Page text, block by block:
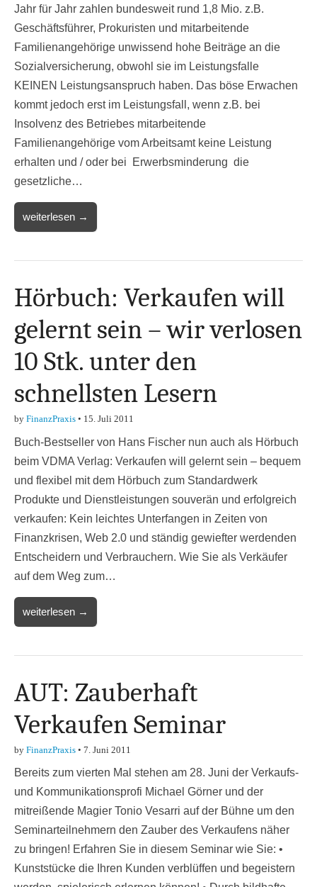
Jahr für Jahr zahlen bundesweit rund 1,8 Mio. z.B.
Geschäftsführer, Prokuristen und mitarbeitende
Familienangehörige unwissend hohe Beiträge an die
Sozialversicherung, obwohl sie im Leistungsfalle
KEINEN Leistungsanspruch haben. Das böse Erwachen
kommt jedoch erst im Leistungsfall, wenn z.B. bei
Insolvenz des Betriebes mitarbeitende
Familienangehörige vom Arbeitsamt keine Leistung
erhalten und / oder bei Erwerbsminderung die
gesetzliche…
weiterlesen →
Hörbuch: Verkaufen will
gelernt sein – wir verlosen
10 Stk. unter den
schnellsten Lesern
by FinanzPraxis • 15. Juli 2011
Buch-Bestseller von Hans Fischer nun auch als Hörbuch
beim VDMA Verlag: Verkaufen will gelernt sein – bequem
und flexibel mit dem Hörbuch zum Standardwerk
Produkte und Dienstleistungen souverän und erfolgreich
verkaufen: Kein leichtes Unterfangen in Zeiten von
Finanzkrisen, Web 2.0 und ständig gewiefter werdenden
Entscheidern und Verbrauchern. Wie Sie als Verkäufer
auf dem Weg zum…
weiterlesen →
AUT: Zauberhaft
Verkaufen Seminar
by FinanzPraxis • 7. Juni 2011
Bereits zum vierten Mal stehen am 28. Juni der Verkaufs-
und Kommunikationsprofi Michael Görner und der
mitreißende Magier Tonio Vesarri auf der Bühne um den
Seminarteilnehmern den Zauber des Verkaufens näher
zu bringen! Erfahren Sie in diesem Seminar wie Sie: •
Kunststücke die Ihren Kunden verblüffen und begeistern